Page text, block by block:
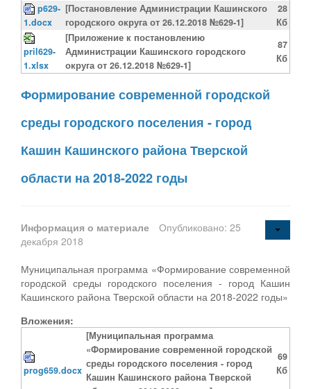
p629-
1.docx
[Постановление Администрации Кашинского
городского округа от 26.12.2018 №629-1]
28
Кб
pril629-
1.xlsx
[Приложение к постановлению
Администрации Кашинского городского
округа от 26.12.2018 №629-1]
87
Кб
Формирование современной городской
среды городского поселения - город
Кашин Кашинского района Тверской
области на 2018-2022 годы
Информация о материале
Опубликовано: 25
декабря 2018
Муниципальная программа «Формирование современной
городской среды городского поселения - город Кашин
Кашинского района Тверской области на 2018-2022 годы»
Вложения:
prog659.docx
[Муниципальная программа
«Формирование современной городской
среды городского поселения - город
Кашин Кашинского района Тверской
69
Кб